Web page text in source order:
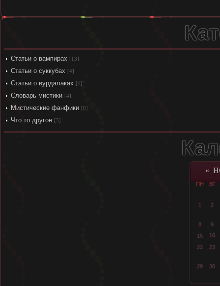
Статьи о вампирах [13]
Статьи о суккубах [4]
Статьи о вурдалаках [1]
Словарь мистики [4]
Мистические фанфики [0]
Что то другое [3]
«
ПН ВТ
1 2
8
9
15
16
22
23
29 30